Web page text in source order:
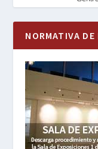
NORMATIVA